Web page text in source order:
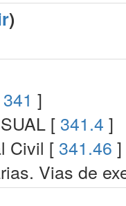
)
341 ]
[ 341.4 ]
Civil [ 341.46 ]
Vias de